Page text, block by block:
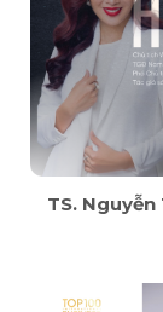
TS.